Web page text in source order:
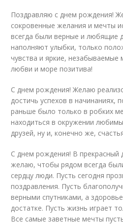
Поздравляю с днем рождения!
сокровенные желания и мечты
всегда были верные и любящие
наполняют улыбки, только
чувства и яркие,
любви и море позитива!
С днем рождения! Желаю
достичь успехов в начинаниях,
раньше было только в робких
находиться в окружении
друзей, ну и, конечно же,
С днем рождения! В прекрасный
желаю, чтобы рядом всегда
сердцу люди. Пусть сегодня
поздравления. Пусть
верными спутниками, а
достатке. Пусть жизнь играет
Все самые заветные мечты